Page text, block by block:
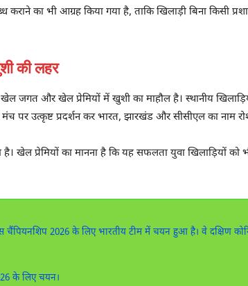
का भी आग्रह किया गया है, ताकि खिलाड़ी बिना किसी
की लहर
जगत और खेल प्रेमियों में खुशी का माहौल है। स्थानीय
मंच पर उत्कृष्ट प्रदर्शन कर भारत, झारखंड और सीसीएल का नाम
प्रेमियों का मानना है कि यह सफलता युवा खिलाड़ियों को भी
चैंपियनशिप 2026 के लिए भारतीय टीम में चयन हुआ है। वे दक्षिण
के लिए चयन।